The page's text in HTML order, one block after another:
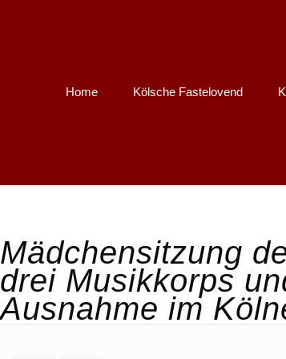
Home Kölsche Fastelovend
Mädchensitzung
drei Musikkorps
Ausnahme im